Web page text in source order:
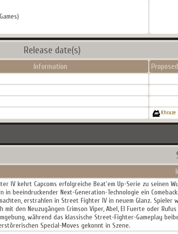
Release date(s)
Information
Khraze
IV kehrt Capcoms erfolgreiche Beat'em Up-Serie zu seinen
in beeindruckender Next-Generation-Technologie ein
erstrahlen in Street Fighter IV in neuem Glanz. Spieler
mit den Neuzugängen Crimson Viper, Abel, El Fuerte oder
während das klassische Street-Fighter-Gameplay
Special-Moves gekonnt in Szene.